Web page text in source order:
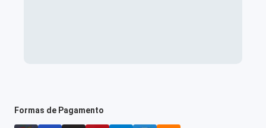
Formas de Pagamento